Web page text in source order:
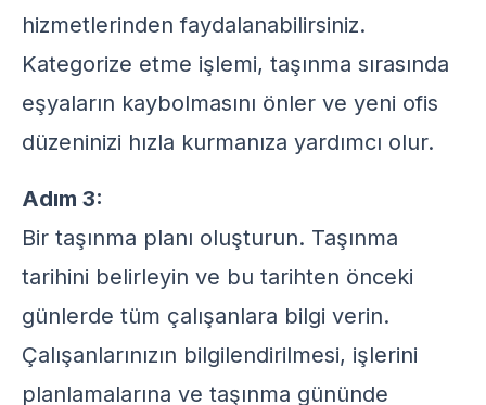
hizmetlerinden faydalanabilirsiniz.
Kategorize etme işlemi, taşınma sırasında
eşyaların kaybolmasını önler ve yeni ofis
düzeninizi hızla kurmanıza yardımcı olur.
Adım 3:
Bir taşınma planı oluşturun. Taşınma
tarihini belirleyin ve bu tarihten önceki
günlerde tüm çalışanlara bilgi verin.
Çalışanlarınızın bilgilendirilmesi, işlerini
planlamalarına ve taşınma gününde